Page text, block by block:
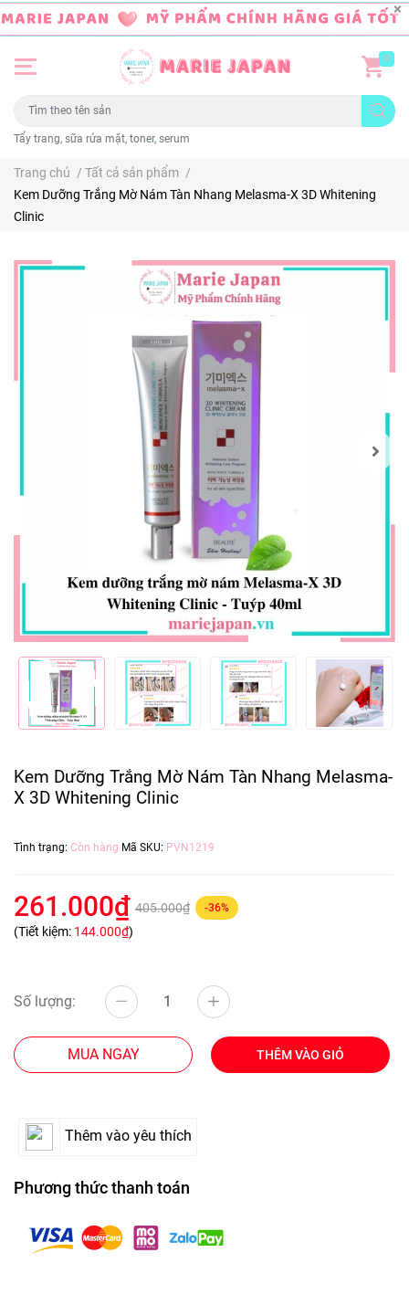
Tẩy trang, sữa rửa mặt, toner, serum
0
Trang chủ / Tất cả sản phẩm /
Kem Dưỡng Trắng Mờ Nám Tàn Nhang Melasma-X 3D Whitening
Clinic
Kem Dưỡng Trắng Mờ Nám Tàn Nhang Melasma-
X 3D Whitening Clinic
Tình trạng: Còn hàng Mã SKU: PVN1219
261.000₫ 405.000₫ -36%
(Tiết kiệm: 144.000₫)
Số lượng:
MUA NGAY THÊM VÀO GIỎ
Thêm vào yêu thích
Phương thức thanh toán